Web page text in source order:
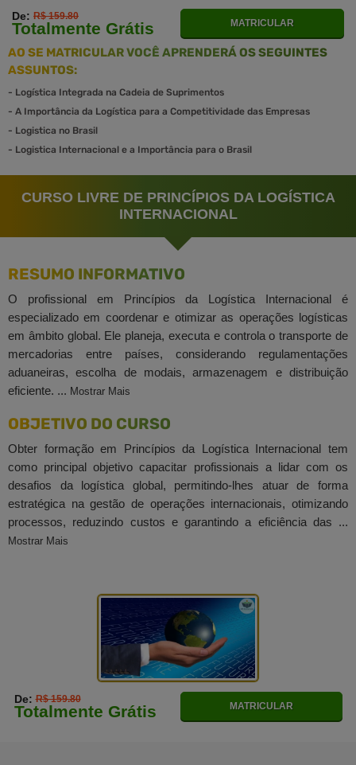
De: R$ 159.80
Totalmente Grátis MATRICULAR
AO SE MATRICULAR VOCÊ APRENDERÁ OS SEGUINTES
ASSUNTOS:
- Logística Integrada na Cadeia de Suprimentos
- A Importância da Logística para a Competitividade das Empresas
- Logistica no Brasil
- Logistica Internacional e a Importância para o Brasil
CURSO LIVRE DE PRINCÍPIOS DA LOGÍSTICA
INTERNACIONAL
RESUMO INFORMATIVO
O profissional em Princípios da Logística Internacional é
especializado em coordenar e otimizar as operações logísticas
em âmbito global. Ele planeja, executa e controla o transporte de
mercadorias entre países, considerando regulamentações
aduaneiras, escolha de modais, armazenagem e distribuição
eficiente. ... Mostrar Mais
OBJETIVO DO CURSO
Obter formação em Princípios da Logística Internacional tem
como principal objetivo capacitar profissionais a lidar com os
desafios da logística global, permitindo-lhes atuar de forma
estratégica na gestão de operações internacionais, otimizando
processos, reduzindo custos e garantindo a eficiência das ...
Mostrar Mais
De:R$ 159.80
Totalmente Grátis MATRICULAR